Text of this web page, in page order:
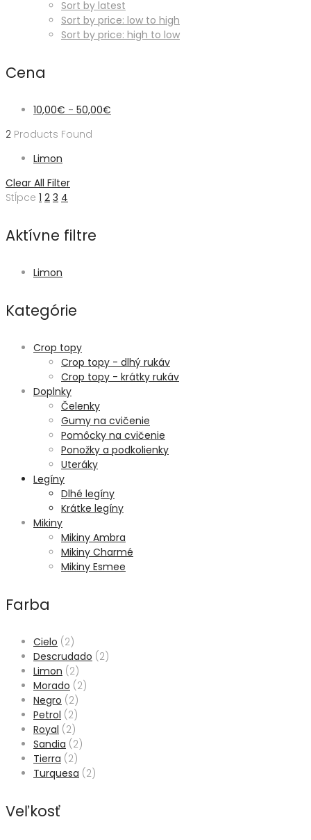
Sort by latest
Sort by price: low to high
Sort by price: high to low
Cena
10,00€ - 50,00€
2 Products Found
Limon
Clear All Filter
Stĺpce 1 2 3 4
Aktívne filtre
Limon
Kategórie
Crop topy
Crop topy - dlhý rukáv
Crop topy - krátky rukáv
Doplnky
Čelenky
Gumy na cvičenie
Pomôcky na cvičenie
Ponožky a podkolienky
Uteráky
Legíny
Dlhé legíny
Krátke legíny
Mikiny
Mikiny Ambra
Mikiny Charmé
Mikiny Esmee
Farba
Cielo (2)
Descrudado (2)
Limon (2)
Morado (2)
Negro (2)
Petrol (2)
Royal (2)
Sandia (2)
Tierra (2)
Turquesa (2)
Veľkosť